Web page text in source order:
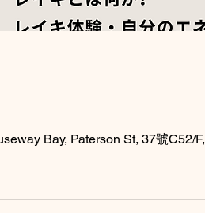
Bay, Paterson St, 37號C52/F,